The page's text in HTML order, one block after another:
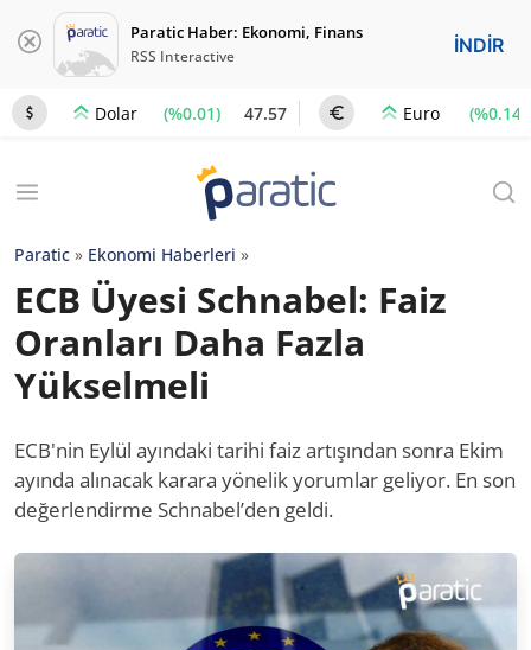
Paratic Haber: Ekonomi, Finans
RSS Interactive İNDİR
Dolar (%0.01) 47.57 Euro (%0.14)
Paratic » Ekonomi Haberleri »
ECB Üyesi Schnabel: Faiz
Oranları Daha Fazla
Yükselmeli
ECB'nin Eylül ayındaki tarihi faiz artışından sonra Ekim
ayında alınacak karara yönelik yorumlar geliyor. En son
değerlendirme Schnabel’den geldi.